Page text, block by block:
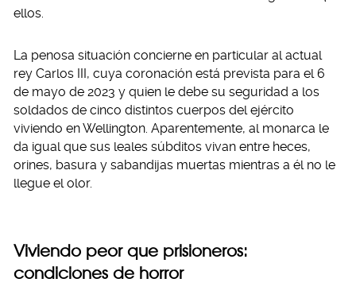
ellos.
La penosa situación concierne en particular al actual
rey Carlos III, cuya coronación está prevista para el 6
de mayo de 2023 y quien le debe su seguridad a los
soldados de cinco distintos cuerpos del ejército
viviendo en Wellington. Aparentemente, al monarca le
da igual que sus leales súbditos vivan entre heces,
orines, basura y sabandijas muertas mientras a él no le
llegue el olor.
Viviendo peor que prisioneros:
condiciones de horror